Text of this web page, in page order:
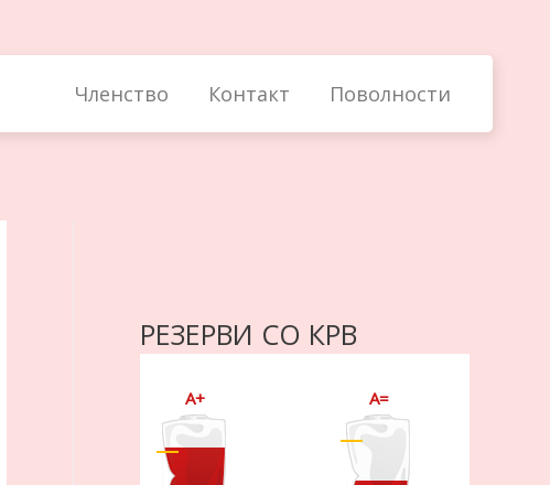
Членство Контакт Поволности
РЕЗЕРВИ СО КРВ
A+ A=